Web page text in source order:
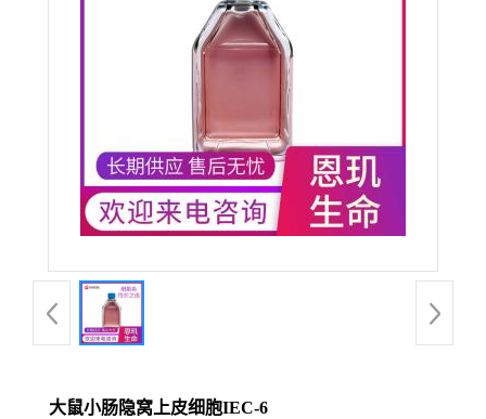
大鼠小肠隐窝上皮细胞IEC-6